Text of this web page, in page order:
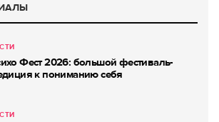
Фест 2026: большой фестиваль-
к пониманию себя